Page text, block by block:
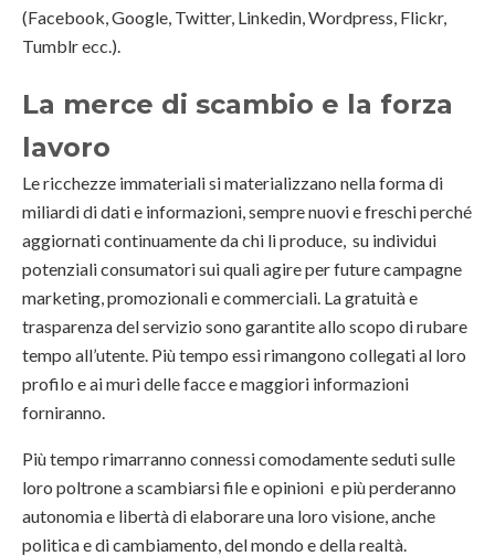
(Facebook, Google, Twitter, Linkedin, Wordpress, Flickr,
Tumblr ecc.).
La merce di scambio e la forza
lavoro
Le ricchezze immateriali si materializzano nella forma di
miliardi di dati e informazioni, sempre nuovi e freschi perché
aggiornati continuamente da chi li produce, su individui
potenziali consumatori sui quali agire per future campagne
marketing, promozionali e commerciali. La gratuità e
trasparenza del servizio sono garantite allo scopo di rubare
tempo all’utente. Più tempo essi rimangono collegati al loro
profilo e ai muri delle facce e maggiori informazioni
forniranno.
Più tempo rimarranno connessi comodamente seduti sulle
loro poltrone a scambiarsi file e opinioni e più perderanno
autonomia e libertà di elaborare una loro visione, anche
politica e di cambiamento, del mondo e della realtà.